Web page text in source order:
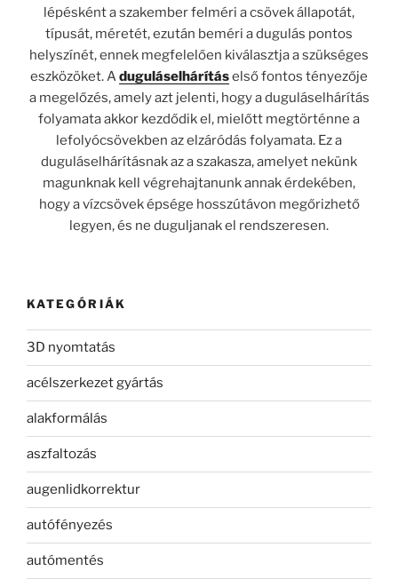
lépésként a szakember felméri a csövek állapotát,
típusát, méretét, ezután beméri a dugulás pontos
helyszínét, ennek megfelelően kiválasztja a szükséges
eszközöket. Aduguláselhárításelső fontos tényezője
a megelőzés, amely azt jelenti, hogy a duguláselhárítás
folyamata akkor kezdődik el, mielőtt megtörténne a
lefolyócsövekben az elzáródás folyamata. Ez a
duguláselhárításnak az a szakasza, amelyet nekünk
magunknak kell végrehajtanunk annak érdekében,
hogy a vízcsövek épsége hosszútávon megőrizhető
legyen, és ne duguljanak el rendszeresen.
KATEGÓRIÁK
3D nyomtatás
acélszerkezet gyártás
alakformálás
aszfaltozás
augenlidkorrektur
autófényezés
autómentés